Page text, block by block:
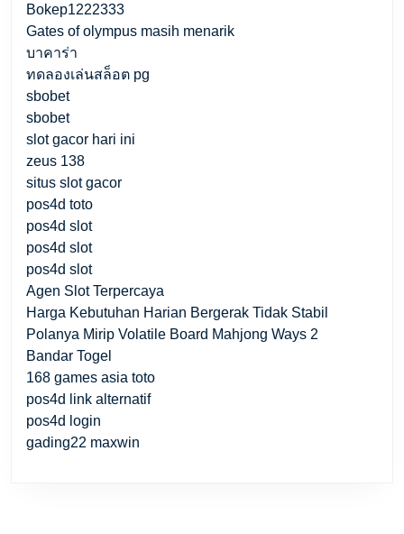
Bokep1222333
Gates of olympus masih menarik
บาคาร่า
ทดลองเล่นสล็อต pg
sbobet
sbobet
slot gacor hari ini
zeus 138
situs slot gacor
pos4d toto
pos4d slot
pos4d slot
pos4d slot
Agen Slot Terpercaya
Harga Kebutuhan Harian Bergerak Tidak Stabil
Polanya Mirip Volatile Board Mahjong Ways 2
Bandar Togel
168 games asia toto
pos4d link alternatif
pos4d login
gading22 maxwin